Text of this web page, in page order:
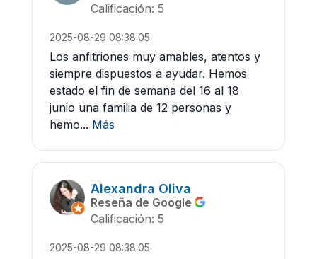
Calificación: 5
2025-08-29 08:38:05
Los anfitriones muy amables, atentos y
siempre dispuestos a ayudar. Hemos
estado el fin de semana del 16 al 18
junio una familia de 12 personas y
hemo... Más
Alexandra Oliva
Reseña de Google
Calificación: 5
2025-08-29 08:38:05